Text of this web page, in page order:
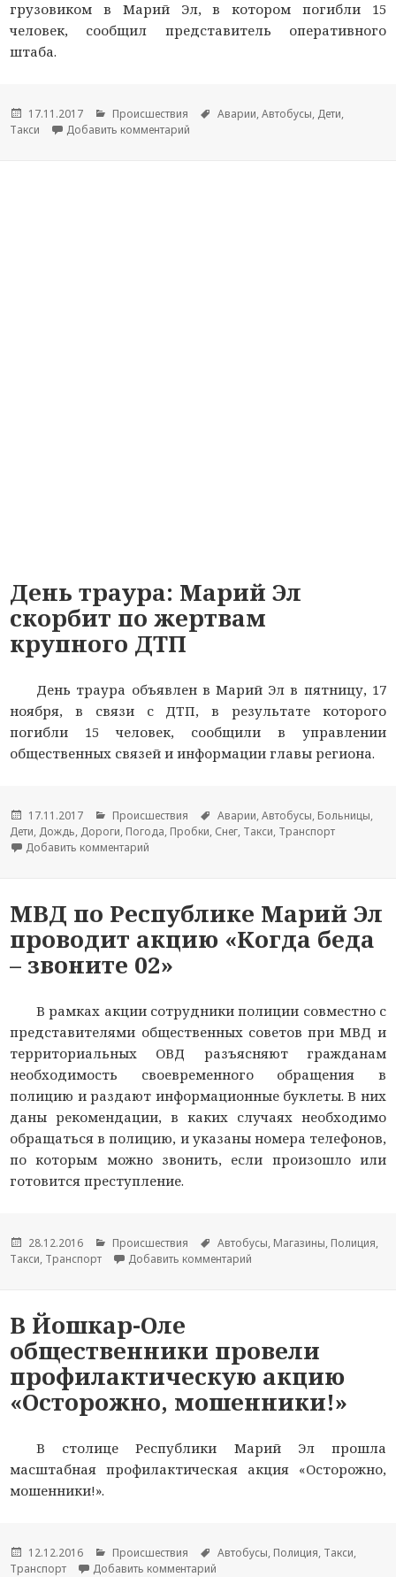
грузовиком в Марий Эл, в котором погибли 15
человек, сообщил представитель оперативного
штаба.
Опубликовано
17.11.2017 Рубрики
Происшествия Метки
Аварии,Автобусы, Дети,
Такси
Добавить комментарий
День траура: Марий Эл
скорбит по жертвам
крупного ДТП
День траура объявлен в Марий Эл в пятницу, 17
ноября, в связи с ДТП, в результате которого
погибли 15 человек, сообщили в управлении
общественных связей и информации главы региона.
Опубликовано
17.11.2017 Рубрики
Происшествия Метки
Аварии,Автобусы, Больницы,
Дети, Дождь, Дороги, Погода, Пробки, Снег, Такси, Транспорт
Добавить комментарий
МВД по Республике Марий Эл
проводит акцию «Когда беда
– звоните 02»
В рамках акции сотрудники полиции совместно с
представителями общественных советов при МВД и
территориальных ОВД разъясняют гражданам
необходимость своевременного обращения в
полицию и раздают информационные буклеты. В них
даны рекомендации, в каких случаях необходимо
обращаться в полицию, и указаны номера телефонов,
по которым можно звонить, если произошло или
готовится преступление.
Опубликовано
28.12.2016 Рубрики
Происшествия Метки
Автобусы, Магазины, Полиция,
Такси, Транспорт Добавить комментарий
В Йошкар-Оле
общественники провели
профилактическую акцию
«Осторожно, мошенники!»
В столице Республики Марий Эл прошла
масштабная профилактическая акция «Осторожно,
мошенники!».
Опубликовано
12.12.2016 Рубрики
Происшествия Метки
Автобусы, Полиция, Такси,
Транспорт
Добавить комментарий